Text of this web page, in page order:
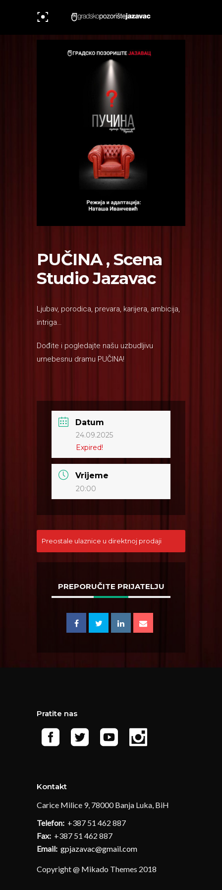
PUČINA , Scena
Studio Jazavac
Ljubav, porodica, prevara, karijera, ambicija,
intriga…
Dođite i pogledajte našu uzbudljivu
urnebesnu dramu PUČINA!
Datum
24.09.2025
Expired!
Vrijeme
20:00
Preostale ulaznice u direktnoj prodaji
PREPORUČITE PRIJATELJU
Pratite nas
Kontakt
Carice Milice 9, 78000 Banja Luka, BiH
Telefon: +387 51 462 887
Fax: +387 51 462 887
Email: gpjazavac@gmail.com
Copyright @ Mikado Themes 2018